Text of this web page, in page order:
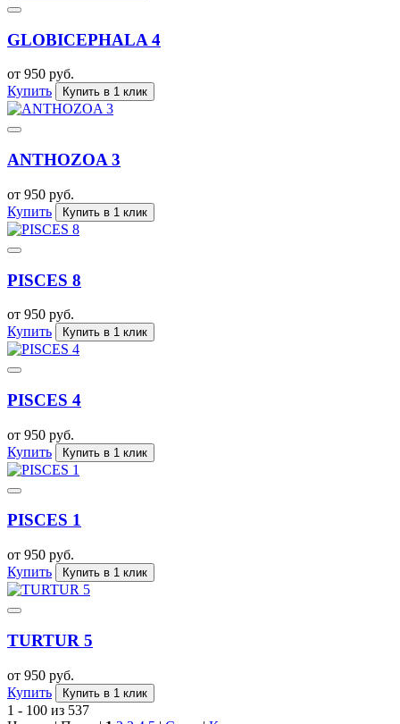
GLOBICEPHALA 4
от 950 руб.
Купить
Купить в 1 клик
ANTHOZOA 3
от 950 руб.
Купить
Купить в 1 клик
PISCES 8
от 950 руб.
Купить
Купить в 1 клик
PISCES 4
от 950 руб.
Купить
Купить в 1 клик
PISCES 1
от 950 руб.
Купить
Купить в 1 клик
TURTUR 5
от 950 руб.
Купить
Купить в 1 клик
1 - 100 из 537